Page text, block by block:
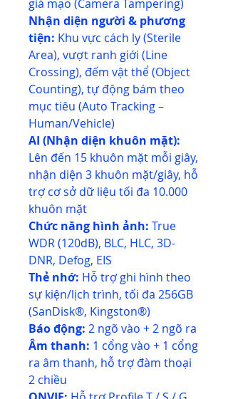
giả mạo (Camera Tampering)
Nhận diện người & phương
tiện: Khu vực cách ly (Sterile
Area), vượt ranh giới (Line
Crossing), đếm vật thể (Object
Counting), tự động bám theo
mục tiêu (Auto Tracking –
Human/Vehicle)
AI (Nhận diện khuôn mặt):
Lên đến 15 khuôn mặt mỗi giây,
nhận diện 3 khuôn mặt/giây, hỗ
trợ cơ sở dữ liệu tối đa 10.000
khuôn mặt
Chức năng hình ảnh: True
WDR (120dB), BLC, HLC, 3D-
DNR, Defog, EIS
Thẻ nhớ: Hỗ trợ ghi hình theo
sự kiện/lịch trình, tối đa 256GB
(SanDisk®, Kingston®)
Báo động: 2 ngõ vào + 2 ngõ ra
Âm thanh: 1 cổng vào + 1 cổng
ra âm thanh, hỗ trợ đàm thoại
2 chiều